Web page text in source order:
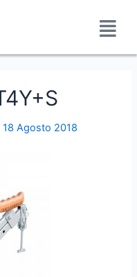
18 Agosto 2018